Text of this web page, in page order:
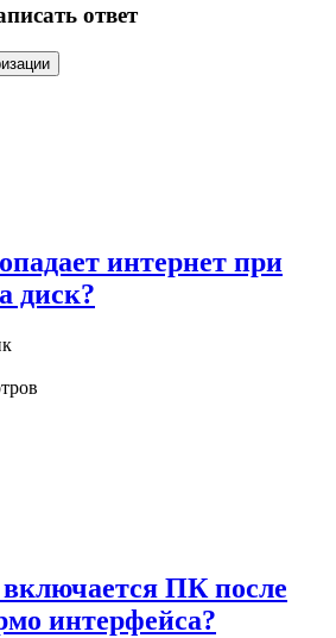
ответ
интернет при
диск?
ПК после
интерфейса?